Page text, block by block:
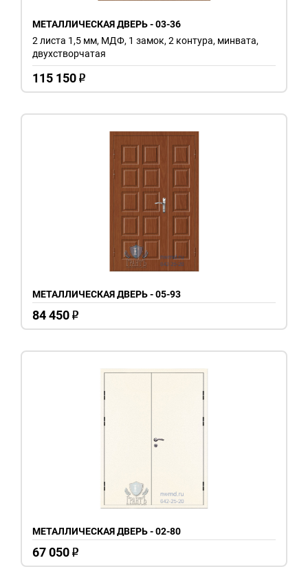
МЕТАЛЛИЧЕСКАЯ ДВЕРЬ - 03-36
115 150 o
2 листа 1,5 мм, МДФ, 1 замок, 2 контура, минвата,
двухстворчатая
МЕТАЛЛИЧЕСКАЯ ДВЕРЬ - 05-93
84 450 o
МЕТАЛЛИЧЕСКАЯ ДВЕРЬ - 02-80
67 050 o